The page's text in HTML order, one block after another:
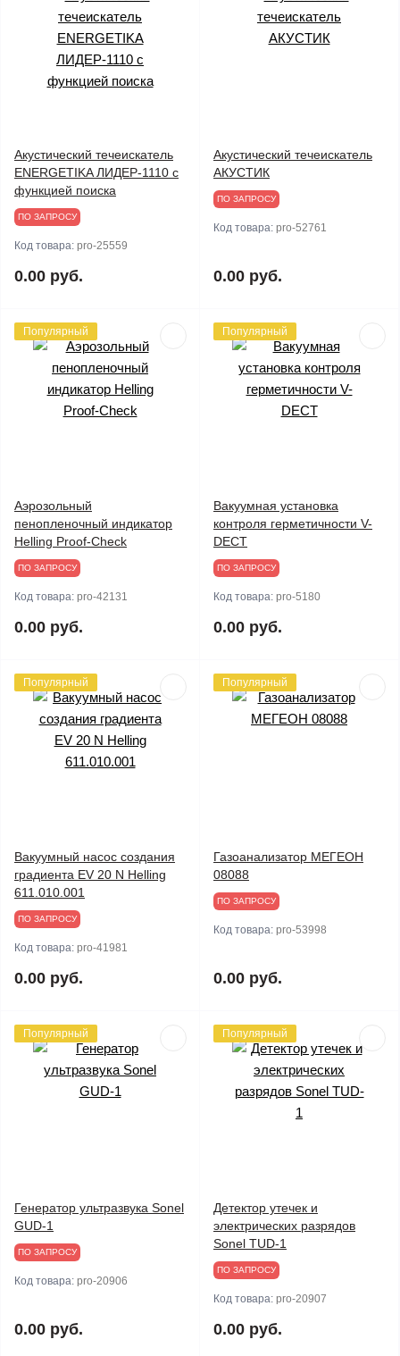
Акустический течеискатель
ENERGETIKA ЛИДЕР-1110 с
функцией поиска
ПО ЗАПРОСУ
Код товара: pro-25559
0.00 руб.
Акустический течеискатель
АКУСТИК
ПО ЗАПРОСУ
Код товара: pro-52761
0.00 руб.
Популярный
Аэрозольный
пенопленочный индикатор
Helling Proof-Check
ПО ЗАПРОСУ
Код товара: pro-42131
0.00 руб.
Популярный
Вакуумная установка
контроля герметичности V-
DECT
ПО ЗАПРОСУ
Код товара: pro-5180
0.00 руб.
Популярный
Вакуумный насос создания
градиента EV 20 N Helling
611.010.001
ПО ЗАПРОСУ
Код товара: pro-41981
0.00 руб.
Популярный
Газоанализатор МЕГЕОН
08088
ПО ЗАПРОСУ
Код товара: pro-53998
0.00 руб.
Популярный
Генератор ультразвука Sonel
GUD-1
ПО ЗАПРОСУ
Код товара: pro-20906
0.00 руб.
Популярный
Детектор утечек и
электрических разрядов
Sonel TUD-1
ПО ЗАПРОСУ
Код товара: pro-20907
0.00 руб.